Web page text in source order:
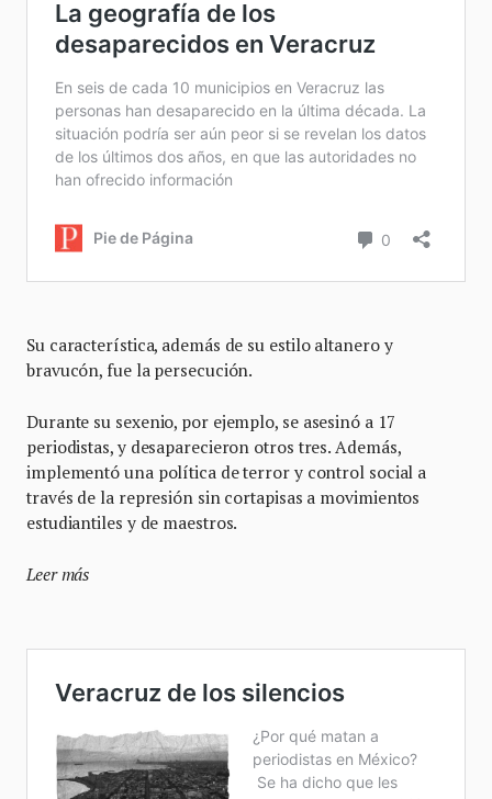
Su característica, además de su estilo altanero y
bravucón, fue la persecución.
Durante su sexenio, por ejemplo, se asesinó a 17
periodistas, y desaparecieron otros tres. Además,
implementó una política de terror y control social a
través de la represión sin cortapisas a movimientos
estudiantiles y de maestros.
Leer más